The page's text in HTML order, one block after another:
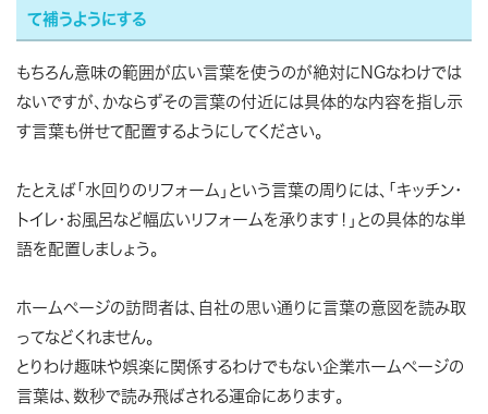
て補うようにする
もちろん意味の範囲が広い言葉を使うのが絶対にNGなわけでは
ないですが、かならずその言葉の付近には具体的な内容を指し示
す言葉も併せて配置するようにしてください。
たとえば「水回りのリフォーム」という言葉の周りには、「キッチン・
トイレ・お風呂など幅広いリフォームを承ります！」との具体的な単
語を配置しましょう。
ホームページの訪問者は、自社の思い通りに言葉の意図を読み取
ってなどくれません。
とりわけ趣味や娯楽に関係するわけでもない企業ホームページの
言葉は、数秒で読み飛ばされる運命にあります。